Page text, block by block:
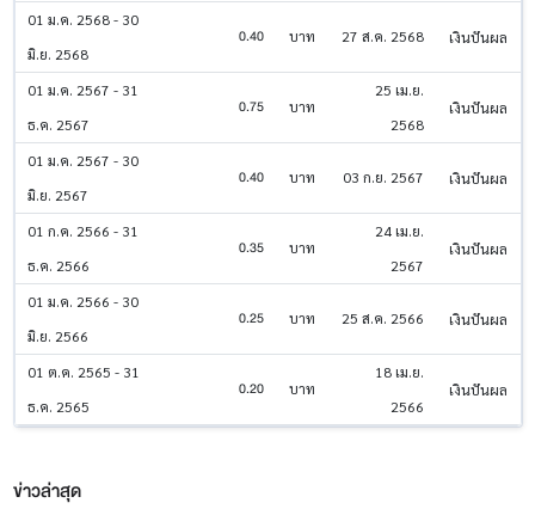
01 ม.ค. 2568 - 30
มิ.ย. 2568
0.40 บาท 27 ส.ค. 2568 เงินปันผล
01 ม.ค. 2567 - 31
ธ.ค. 2567
0.75 บาท
25 เม.ย.
2568
เงินปันผล
01 ม.ค. 2567 - 30
มิ.ย. 2567
0.40 บาท 03 ก.ย. 2567 เงินปันผล
01 ก.ค. 2566 - 31
ธ.ค. 2566
0.35 บาท
24 เม.ย.
2567
เงินปันผล
01 ม.ค. 2566 - 30
มิ.ย. 2566
0.25 บาท 25 ส.ค. 2566 เงินปันผล
01 ต.ค. 2565 - 31
ธ.ค. 2565
0.20 บาท
18 เม.ย.
2566
เงินปันผล
ข่าวล่าสุด